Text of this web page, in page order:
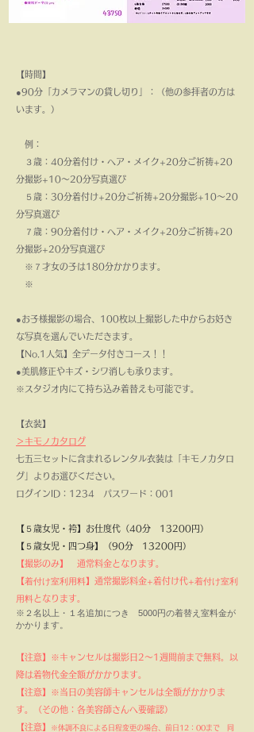
【時間】
●90分「カメラマンの貸し切り」：（他の参拝者の方は
います。）
例：
３歳：40分着付け・ヘア・メイク+20分ご祈祷+20
分撮影+10～20分写真選び
５歳：30分着付け+20分ご祈祷+20分撮影+10～20
分写真選び
７歳：90分着付け・ヘア・メイク+20分ご祈祷+20
分撮影+20分写真選び
​ ※７才女の子は180分かかります。
※
●お子様撮影の場合、100枚以上撮影した中からお好き
な写真を選んでいただきます。
【No.1人気】全データ付きコース！！
​●美肌修正やキズ・シワ消しも承ります。
※スタジオ内にて持ち込み着替えも可能です。
​【衣装】
＞キモノカタログ
七五三セットに含まれるレンタル衣装は「キモノカタロ
グ」よりお選びください。
ログインID：1234 パスワード：001
【５歳女児・袴】お仕度代（40分 13200円）
【５歳女児・四つ身】
（90分 13200円）
【撮影のみ】 通常料金となります。
【着付け室利用料】通常撮影料金+着付け代+着付け室利
用料となります。
※２名以上・１名追加につき 5000円の着替え室料金が
かかります。
【注意】※キャンセルは撮影日2～1週間前まで無料。以
降は着物代金全額がかかります。
【注意】※当日の美容師キャンセルは全額がかかりま
す。（その他：各美容師さんへ要確認）
【注意】
※体調不良による日程変更の場合、前日12：00まで 同